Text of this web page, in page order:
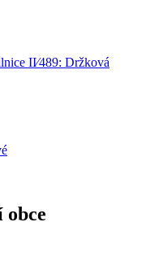
II⁄489: Držková
obce